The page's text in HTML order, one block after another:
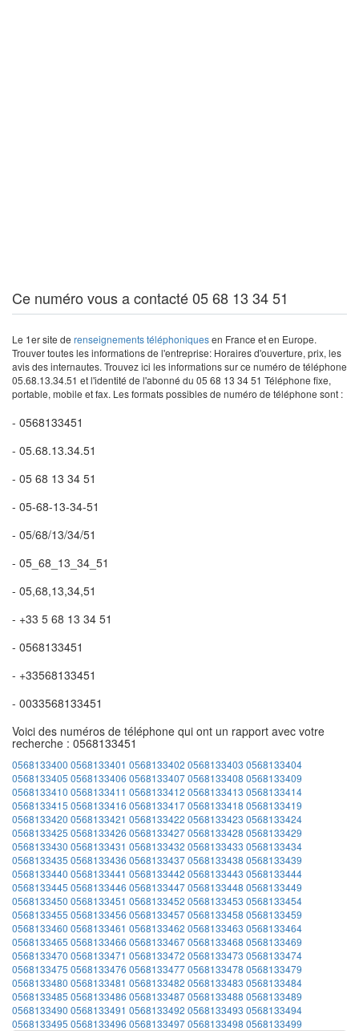
Ce numéro vous a contacté 05 68 13 34 51
Le 1er site de renseignements téléphoniquesen France et en Europe.
Trouver toutes les informations de l'entreprise: Horaires d'ouverture, prix, les
avis des internautes. Trouvez ici les informations sur ce numéro de téléphone
05.68.13.34.51 et l'identité de l'abonné du 05 68 13 34 51 Téléphone fixe,
portable, mobile et fax. Les formats possibles de numéro de téléphone sont :
- 0568133451
- 05.68.13.34.51
- 05 68 13 34 51
- 05-68-13-34-51
- 05/68/13/34/51
- 05_68_13_34_51
- 05,68,13,34,51
- +33 5 68 13 34 51
- 0568133451
- +33568133451
- 0033568133451
Voici des numéros de téléphone qui ont un rapport avec votre
recherche : 0568133451
0568133400 0568133401 0568133402 0568133403 0568133404
0568133405 0568133406 05681334070568133408 0568133409
0568133410 0568133411 0568133412 0568133413 0568133414
0568133415 0568133416 05681334170568133418 0568133419
0568133420 0568133421 0568133422 0568133423 0568133424
0568133425 0568133426 05681334270568133428 0568133429
0568133430 0568133431 0568133432 0568133433 0568133434
0568133435 0568133436 05681334370568133438 0568133439
0568133440 0568133441 0568133442 0568133443 0568133444
0568133445 0568133446 05681334470568133448 0568133449
0568133450 0568133451 0568133452 0568133453 0568133454
0568133455 0568133456 05681334570568133458 0568133459
0568133460 0568133461 0568133462 0568133463 0568133464
0568133465 0568133466 05681334670568133468 0568133469
0568133470 0568133471 0568133472 0568133473 0568133474
0568133475 0568133476 05681334770568133478 0568133479
0568133480 0568133481 0568133482 0568133483 0568133484
0568133485 0568133486 05681334870568133488 0568133489
0568133490 0568133491 0568133492 0568133493 0568133494
0568133495 0568133496 05681334970568133498 0568133499